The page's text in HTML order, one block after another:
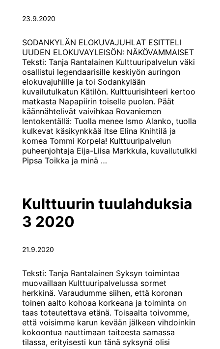
23.9.2020
SODANKYLÄN ELOKUVAJUHLAT ESITTELI
UUDEN ELOKUVAYLEISÖN: NÄKÖVAMMAISET
Teksti: Tanja Rantalainen Kulttuuripalvelun väki
osallistui legendaarisille keskiyön auringon
elokuvajuhlille ja toi Sodankylään
kuvailutulkatun Kätilön. Kulttuurisihteeri kertoo
matkasta Napapiirin toiselle puolen. Päät
käännähtelivät vaivihkaa Rovaniemen
lentokentällä: Tuolla menee Ismo Alanko, tuolla
kulkevat käsikynkkää itse Elina Knihtilä ja
komea Tommi Korpela! Kulttuuripalvelun
puheenjohtaja Eija-Liisa Markkula, kuvailutulkki
Pipsa Toikka ja minä …
Kulttuurin tuulahduksia
3 2020
21.9.2020
Teksti: Tanja Rantalainen Syksyn toimintaa
muovaillaan Kulttuuripalvelussa sormet
herkkinä. Varaudumme siihen, että koronan
toinen aalto kohoaa korkeana ja toiminta on
taas toteutettava etänä. Toisaalta toivomme,
että voisimme karun kevään jälkeen vihdoinkin
kokoontua nauttimaan taiteesta samassa
tilassa, erityisesti kun tänä syksynä olisi